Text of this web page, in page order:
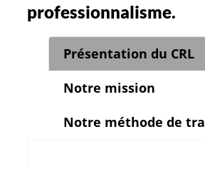
professionnalisme.
Présentation du CRL
Notre mission
Notre méthode de